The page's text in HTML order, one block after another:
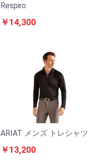
Respiro
￥14,300
ARIAT メンズ トレシャツ
￥13,200